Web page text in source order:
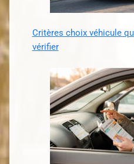
Critères choix véhicule
vérifier